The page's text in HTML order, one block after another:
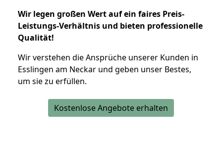
Wir legen großen Wert auf ein faires Preis-
Leistungs-Verhältnis und bieten professionelle
Qualität!
Wir verstehen die Ansprüche unserer Kunden in
Esslingen am Neckar und geben unser Bestes,
um sie zu erfüllen.
Kostenlose Angebote erhalten